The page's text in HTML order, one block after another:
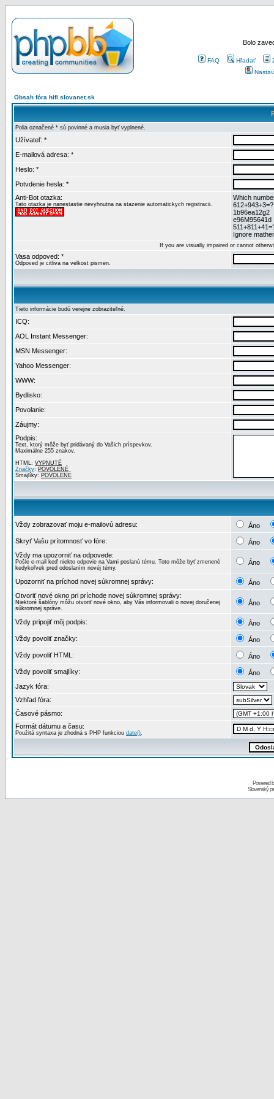
Bolo
FAQ Hľadať
Obsah fóra hifi.slovanet.sk
Polia označené * sú povinné a musia byť vyplnené.
Užívateľ: *
E-mailová adresa: *
Heslo: *
Potvdenie hesla: *
Anti-Bot otazka:
Tato otazka je nanestastie nevyhnutna na stazenie automatickych registracii.
Which
612+943+3=?
1b96ea12g2
e96M95641d
Ignore
If you are visually impaired or cannot
Vasa odpoved: *
Odpoved je citliva na velkost pismen.
Tieto informácie budú verejne zobraziteľné.
ICQ:
AOL Instant Messenger:
MSN Messenger:
Yahoo Messenger:
WWW:
Bydlisko:
Povolanie:
Záujmy:
Podpis:
Text, ktorý môže byť pridávaný do Vašich príspevkov.
Maximálne 255 znakov.
HTML: VYPNUTÉ
Značky: POVOLENÉ
Smajlíky: POVOLENÉ
Vždy zobrazovať moju e-mailovú adresu: Áno
Skryť Vašu prítomnosť vo fóre:
Áno
Vždy ma upozorniť na odpovede:
Pošle e-mail keď niekto odpovie na Vami poslanú tému. Toto môže byť zmenené
kedykoľvek pred odoslaním novéj témy.
Áno
Upozorniť na príchod novej súkromnej správy:
Áno
Otvoriť nové okno pri príchode novej súkromnej správy:
Niektoré šablóny môžu otvoriť nové okno, aby Vás informovali o novej doručenej
súkromnej správe.
Áno
Vždy pripojiť môj podpis: Áno
Vždy povoliť značky: Áno
Vždy povoliť HTML: Áno
Vždy povoliť smajlíky:
Áno
Jazyk fóra:
Vzhľad fóra:
Časové pásmo:
Formát dátumu a času:
Použitá syntaxa je zhodná s PHP funkciou date().
Powered
Slovenský